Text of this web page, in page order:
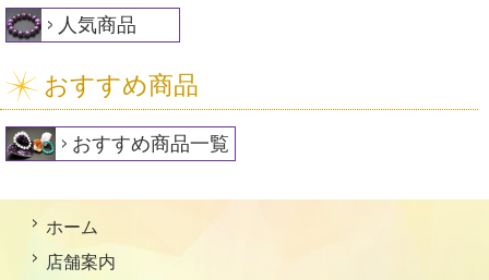
人気商品
おすすめ商品
おすすめ商品一覧
ホーム
店舗案内